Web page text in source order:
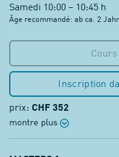
Samedi 10:00 – 10:45 h
Âge recommandé: ab ca. 2
Inscription
prix: CHF 352
montre plus